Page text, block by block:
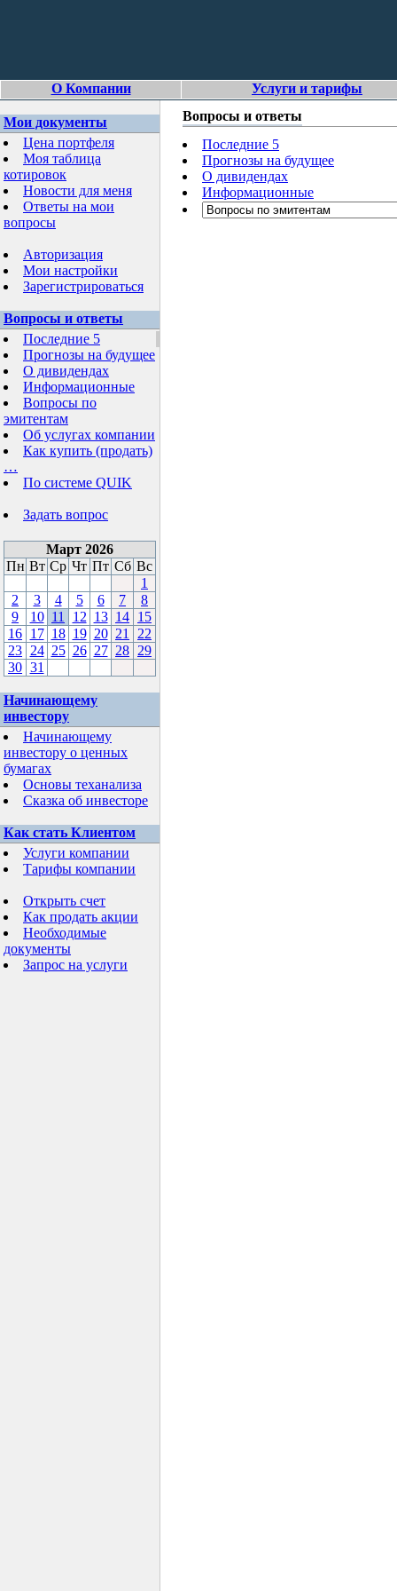
О Компании Услуги и тарифы
Мои документы
Цена портфеля
Моя таблица
котировок
Новости для меня
Ответы на мои
вопросы
Авторизация
Мои настройки
Зарегистрироваться
Вопросы и ответы
Последние 5
Прогнозы на будущее
О дивидендах
Информационные
Вопросы по
эмитентам
Об услугах компании
Как купить (продать)
…
По системе QUIK
Задать вопрос
Март 2026
Пн Вт Ср Чт Пт Сб Вс
1
2
3 4 5 6 7
8
9
10 11 12 13 14 15
16 17 18 19 20 21
22
23 24 25 26 27 28 29
30 31
Начинающему
инвестору
Начинающему
инвестору о ценных
бумагах
Основы теханализа
Сказка об инвесторе
Как стать Клиентом
Услуги компании
Тарифы компании
Открыть счет
Как продать акции
Необходимые
документы
Запрос на услуги
Вопросы и ответы
Последние 5
Прогнозы на будущее
О дивидендах
Информационные